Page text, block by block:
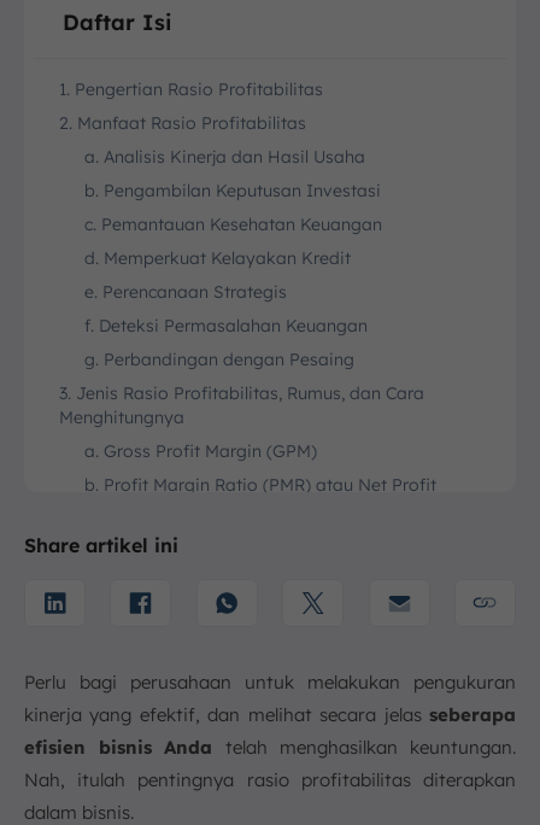
Daftar Isi
1. Pengertian Rasio Profitabilitas
2. Manfaat Rasio Profitabilitas
a. Analisis Kinerja dan Hasil Usaha
b. Pengambilan Keputusan Investasi
c. Pemantauan Kesehatan Keuangan
d. Memperkuat Kelayakan Kredit
e. Perencanaan Strategis
f. Deteksi Permasalahan Keuangan
g. Perbandingan dengan Pesaing
3. Jenis Rasio Profitabilitas, Rumus, dan Cara
Menghitungnya
a. Gross Profit Margin (GPM)
b. Profit Margin Ratio (PMR) atau Net Profit
c. Return on Asset (ROA)
e. Return on Sales (ROS)
g. Return on Investment (ROI)
4. Optimalkan Keuntungan dengan Fitur Pengelolaan
Rasio Profitabilitas dari ScaleOcean
5. Kesimpulan
FAQ:
Share artikel ini
Perlu bagi perusahaan untuk melakukan pengukuran
kinerja yang efektif, dan melihat secara jelas seberapa
efisien bisnis Anda telah menghasilkan keuntungan.
Nah, itulah pentingnya rasio profitabilitas diterapkan
dalam bisnis.